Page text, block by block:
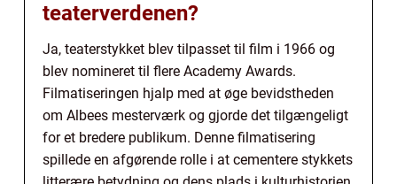
teaterverdenen?
Ja, teaterstykket blev tilpasset til film i 1966 og
blev nomineret til flere Academy Awards.
Filmatiseringen hjalp med at øge bevidstheden
om Albees mesterværk og gjorde det tilgængeligt
for et bredere publikum. Denne filmatisering
spillede en afgørende rolle i at cementere stykkets